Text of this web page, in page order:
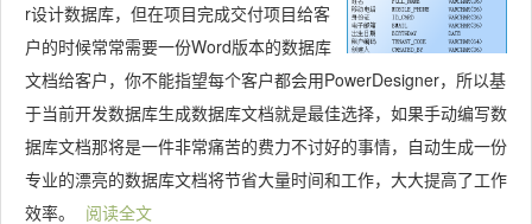
r设计数据库，但在项目完成交付项目给客
户的时候常常需要一份Word版本的数据库
文档给客户，你不能指望每个客户都会用PowerDesigner，所以基
于当前开发数据库生成数据库文档就是最佳选择，如果手动编写数
据库文档那将是一件非常痛苦的费力不讨好的事情，自动生成一份
专业的漂亮的数据库文档将节省大量时间和工作，大大提高了工作
效率。
阅读全文